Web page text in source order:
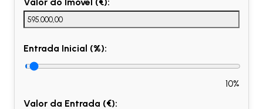
Entrada Inicial (%):
10%
Valor da Entrada (€):